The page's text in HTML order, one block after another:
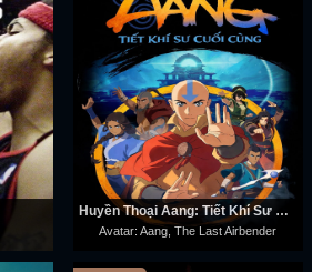
Huyền Thoại Aang: Tiết Khí Sư Cuối Cùng
Avatar: Aang, The Last Airbender